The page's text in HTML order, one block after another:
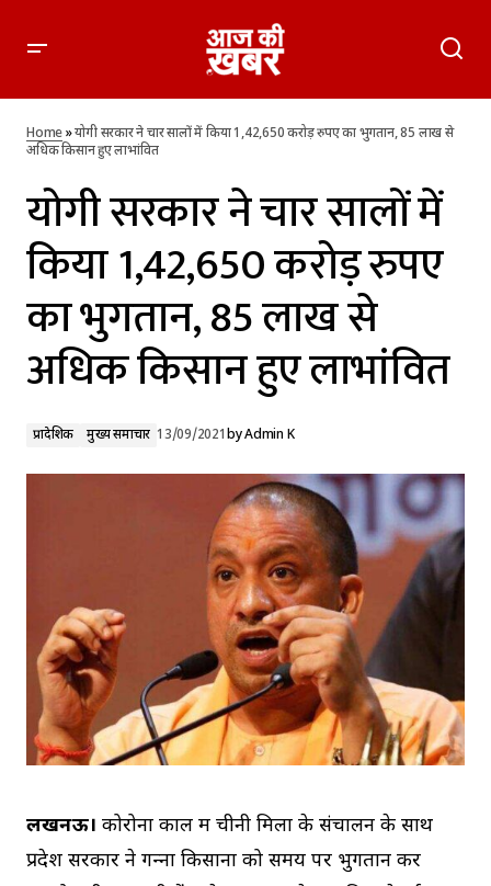
लाख से अधिक किसान हुए लाभांवित
Home»योगी सरकार ने चार सालों में किया 1,42,650 करोड़ रुपए का भुगतान, 85 लाख से
अधिक किसान हुए लाभांवित
योगी सरकार ने चार सालों में
किया 1,42,650 करोड़ रुपए
का भुगतान, 85 लाख से
अधिक किसान हुए लाभांवित
प्रादेशिक मुख्य समाचार 13/09/2021byAdmin K
लखनऊ। कोरोना काल में चीनी मिलों के संचालन के साथ
प्रदेश सरकार ने गन्‍ना किसानों को समय पर भुगतान कर